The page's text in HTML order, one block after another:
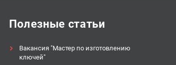
Полезные статьи
Вакансия "Мастер по изготовлению
ключей"